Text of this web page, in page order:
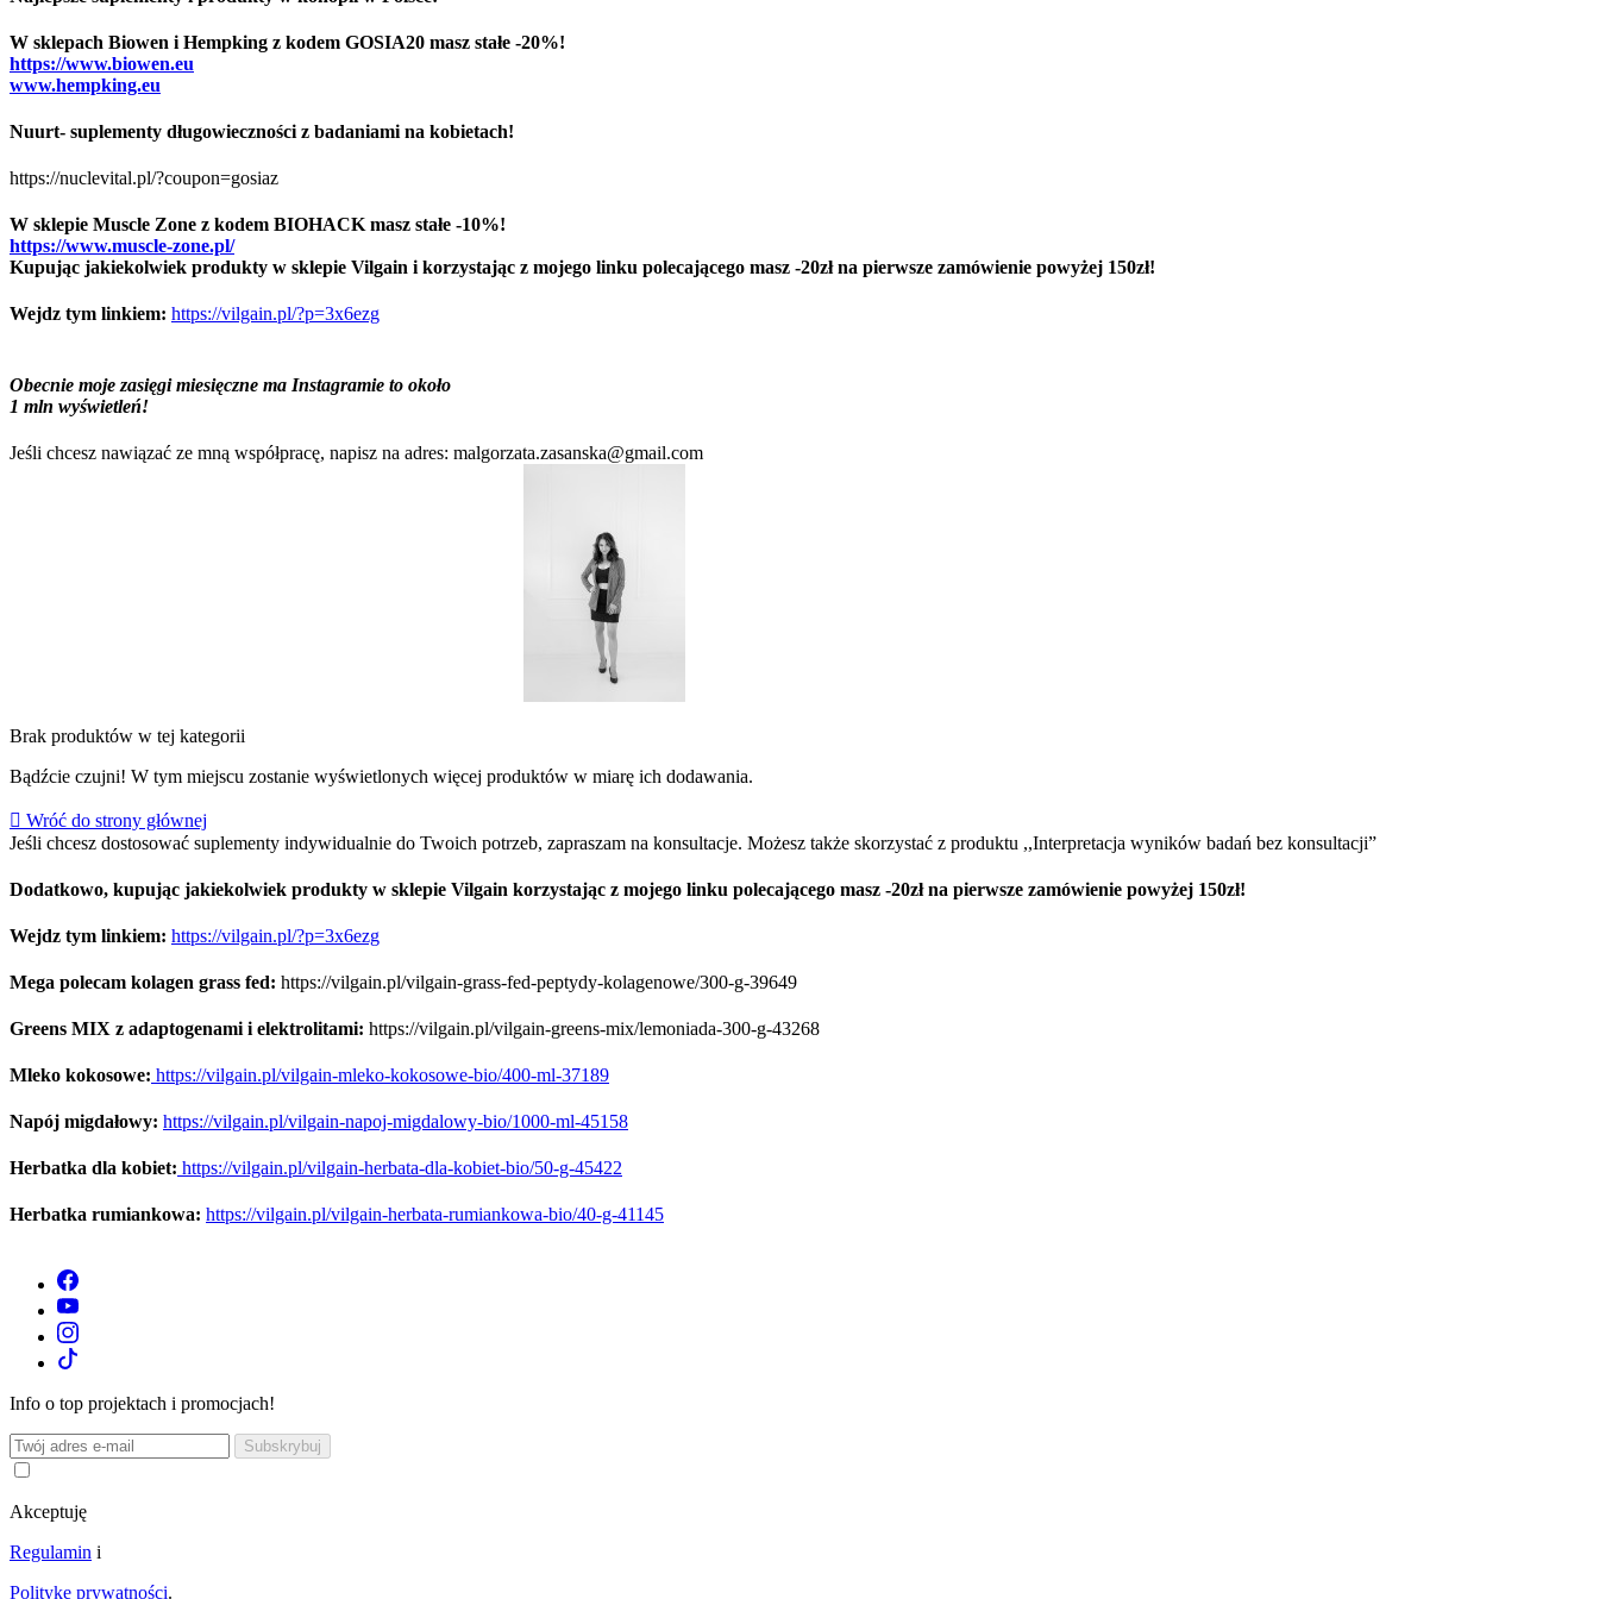
W sklepach Biowen i Hempking z kodem GOSIA20 masz stałe -20%!
https://www.biowen.eu
www.hempking.eu
Nuurt- suplementy długowieczności z badaniami na kobietach!
https://nuclevital.pl/?coupon=gosiaz
W sklepie Muscle Zone z kodem BIOHACK masz stałe -10%!
https://www.muscle-zone.pl/
Kupując jakiekolwiek produkty w sklepie Vilgain i korzystając z mojego linku polecającego masz -20zł na pierwsze zamówienie powyżej 150zł!
Wejdz tym linkiem: https://vilgain.pl/?p=3x6ezg
Obecnie moje zasięgi miesięczne ma Instagramie to około
1 mln wyświetleń!
Jeśli chcesz nawiązać ze mną współpracę, napisz na adres: malgorzata.zasanska@gmail.com
Brak produktów w tej kategorii
Bądźcie czujni! W tym miejscu zostanie wyświetlonych więcej produktów w miarę ich dodawania.
 Wróć do strony głównej
Jeśli chcesz dostosować suplementy indywidualnie do Twoich potrzeb, zapraszam na konsultacje. Możesz także skorzystać z produktu ,,Interpretacja wyników badań bez konsultacji”
Dodatkowo, kupując jakiekolwiek produkty w sklepie Vilgain korzystając z mojego linku polecającego masz -20zł na pierwsze zamówienie powyżej 150zł!
Wejdz tym linkiem: https://vilgain.pl/?p=3x6ezg
Mega polecam kolagen grass fed: https://vilgain.pl/vilgain-grass-fed-peptydy-kolagenowe/300-g-39649
Greens MIX z adaptogenami i elektrolitami: https://vilgain.pl/vilgain-greens-mix/lemoniada-300-g-43268
Mleko kokosowe: https://vilgain.pl/vilgain-mleko-kokosowe-bio/400-ml-37189
Napój migdałowy: https://vilgain.pl/vilgain-napoj-migdalowy-bio/1000-ml-45158
Herbatka dla kobiet: https://vilgain.pl/vilgain-herbata-dla-kobiet-bio/50-g-45422
Herbatka rumiankowa: https://vilgain.pl/vilgain-herbata-rumiankowa-bio/40-g-41145
Info o top projektach i promocjach!
Akceptuję
Regulamin i
Politykę prywatności.